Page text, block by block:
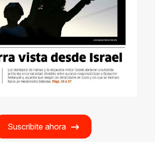
Suscribite ahora